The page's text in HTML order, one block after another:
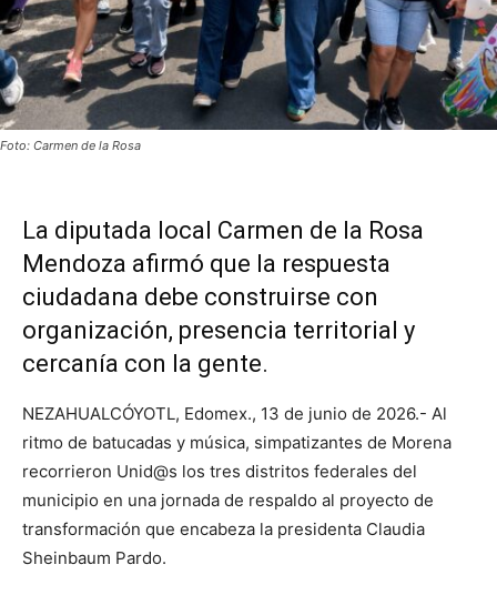
Foto: Carmen de la Rosa
La diputada local Carmen de la Rosa
Mendoza afirmó que la respuesta
ciudadana debe construirse con
organización, presencia territorial y
cercanía con la gente.
NEZAHUALCÓYOTL, Edomex., 13 de junio de 2026.- Al
ritmo de batucadas y música, simpatizantes de Morena
recorrieron Unid@s los tres distritos federales del
municipio en una jornada de respaldo al proyecto de
transformación que encabeza la presidenta Claudia
Sheinbaum Pardo.